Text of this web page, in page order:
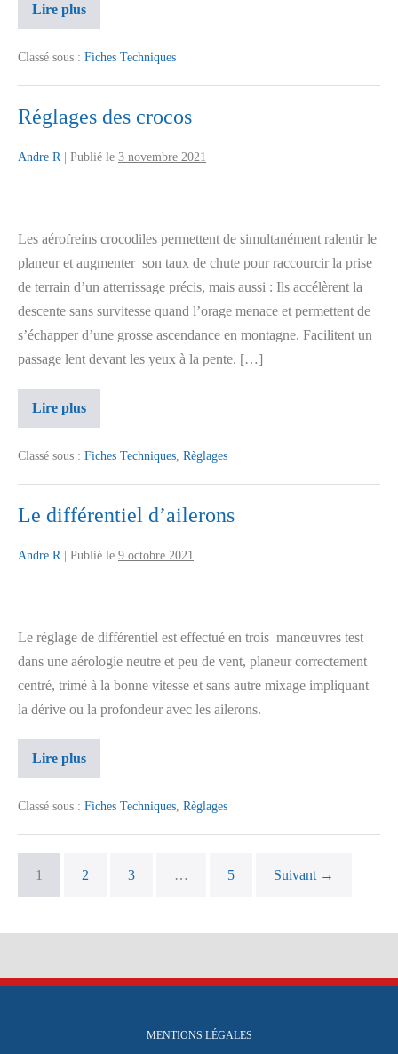
Lire plus
Classé sous : Fiches Techniques
Réglages des crocos
Andre R Publié le 3 novembre 2021
Les aérofreins crocodiles permettent de simultanément ralentir le
planeur et augmenter son taux de chute pour raccourcir la prise
de terrain d’un atterrissage précis, mais aussi : Ils accélèrent la
descente sans survitesse quand l’orage menace et permettent de
s’échapper d’une grosse ascendance en montagne. Facilitent un
passage lent devant les yeux à la pente. […]
Lire plus
Classé sous : Fiches Techniques Règlages
Le différentiel d’ailerons
Andre R Publié le 9 octobre 2021
Le réglage de différentiel est effectué en trois manœuvres test
dans une aérologie neutre et peu de vent, planeur correctement
centré, trimé à la bonne vitesse et sans autre mixage impliquant
la dérive ou la profondeur avec les ailerons.
Lire plus
Classé sous : Fiches Techniques Règlages
1 2 3 … 5 Suivant →
MENTIONS LÉGALES